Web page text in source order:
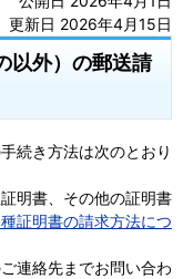
更新日 2026年4月15日
以外）の郵送請
続き方法は次のとおり
明書、その他の証明書
証明書の請求方法につ
連絡先までお問い合わ